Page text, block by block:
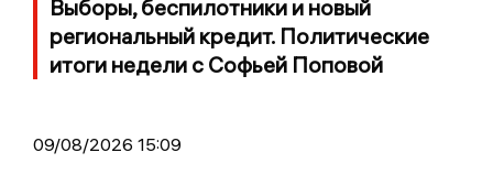
Выборы, беспилотники и новый
региональный кредит. Политические
итоги недели с Софьей Поповой
09/08/2026 15:09